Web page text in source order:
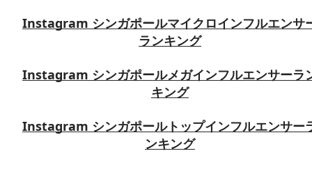
Instagram シンガポールマイクロインフルエンサ
ランキング
Instagram シンガポールメガインフルエンサーラ
キング
Instagram シンガポールトップインフルエンサー
ンキング